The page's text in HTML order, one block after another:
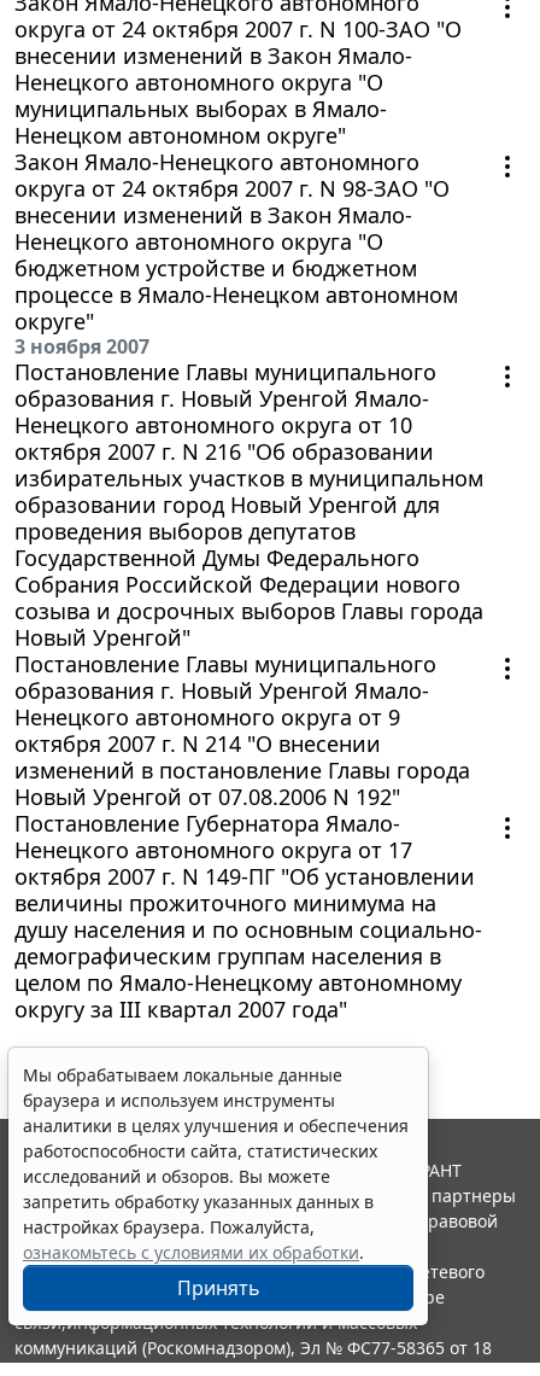
округа от 24 октября 2007 г. N 100-ЗАО "О
внесении изменений в Закон Ямало-
Ненецкого автономного округа "О
муниципальных выборах в Ямало-
Ненецком автономном округе"
Закон Ямало-Ненецкого автономного
округа от 24 октября 2007 г. N 98-ЗАО "О
внесении изменений в Закон Ямало-
Ненецкого автономного округа "О
бюджетном устройстве и бюджетном
процессе в Ямало-Ненецком автономном
округе"
3 ноября 2007
Постановление Главы муниципального
образования г. Новый Уренгой Ямало-
Ненецкого автономного округа от 10
октября 2007 г. N 216 "Об образовании
избирательных участков в муниципальном
образовании город Новый Уренгой для
проведения выборов депутатов
Государственной Думы Федерального
Собрания Российской Федерации нового
созыва и досрочных выборов Главы города
Новый Уренгой"
Постановление Главы муниципального
образования г. Новый Уренгой Ямало-
Ненецкого автономного округа от 9
октября 2007 г. N 214 "О внесении
изменений в постановление Главы города
Новый Уренгой от 07.08.2006 N 192"
Постановление Губернатора Ямало-
Ненецкого автономного округа от 17
октября 2007 г. N 149-ПГ "Об установлении
величины прожиточного минимума на
душу населения и по основным социально-
демографическим группам населения в
целом по Ямало-Ненецкому автономному
округу за III квартал 2007 года"
Мы обрабатываем локальные данные
браузера и используем инструменты
аналитики в целях улучшения и обеспечения
работоспособности сайта, статистических
исследований и обзоров. Вы можете
запретить обработку указанных данных в
настройках браузера. Пожалуйста,
ознакомьтесь с условиями их обработки.
Принять
© ООО "НПП "ГАРАНТ-СЕРВИС", 2026. Система ГАРАНТ
выпускается с 1990 года. Компания "Гарант" и ее партнеры
являются участниками Российской ассоциации правовой
информации ГАРАНТ.
Портал ГАРАНТ.РУ зарегистрирован в качестве сетевого
издания Федеральной службой по надзору в сфере
связи,информационных технологий и массовых
коммуникаций (Роскомнадзором), Эл № ФС77-58365 от 18